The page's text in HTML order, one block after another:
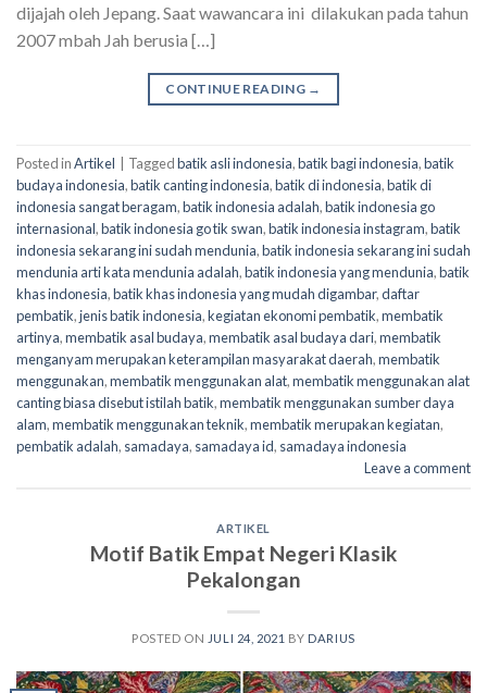
dijajah oleh Jepang. Saat wawancara ini dilakukan pada tahun
2007 mbah Jah berusia […]
CONTINUE READING →
Posted inArtikel Taggedbatik asli indonesia,batik bagi indonesia,batik
budaya indonesia,batik canting indonesia,batik di indonesia,batik di
indonesia sangat beragam,batik indonesia adalah,batik indonesia go
internasional,batik indonesia go tik swan,batik indonesia instagram,batik
indonesia sekarang ini sudah mendunia,batik indonesia sekarang ini sudah
mendunia arti kata mendunia adalah,batik indonesia yang mendunia,batik
khas indonesia,batik khas indonesia yang mudah digambar,daftar
pembatik,jenis batik indonesia,kegiatan ekonomi pembatik,membatik
artinya,membatik asal budaya,membatik asal budaya dari,membatik
menganyam merupakan keterampilan masyarakat daerah,membatik
menggunakan,membatik menggunakan alat,membatik menggunakan alat
canting biasa disebut istilah batik,membatik menggunakan sumber daya
alam,membatik menggunakan teknik,membatik merupakan kegiatan,
pembatik adalah, samadaya, samadaya id, samadaya indonesia
Leave a comment
ARTIKEL
Motif Batik Empat Negeri Klasik
Pekalongan
POSTED ON JULI 24, 2021 BY DARIUS